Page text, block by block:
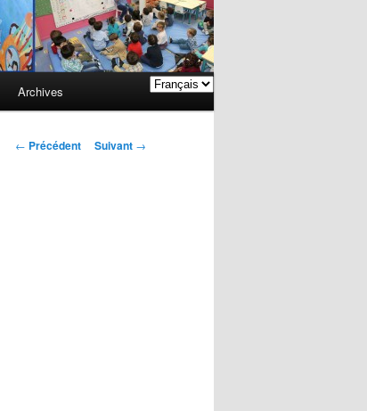
Archives
Navigation des
← Précédent Suivant →